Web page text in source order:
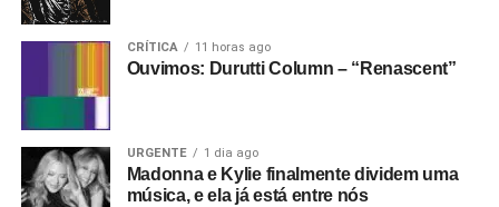
CRÍTICA 11 horas ago
Ouvimos: Durutti Column – “Renascent”
URGENTE 1 dia ago
Madonna e Kylie finalmente dividem uma
música, e ela já está entre nós